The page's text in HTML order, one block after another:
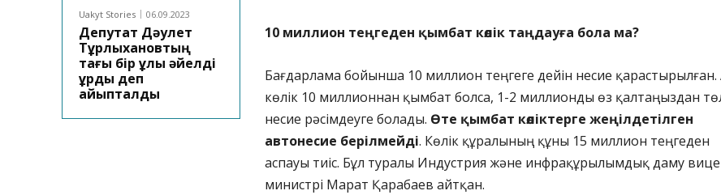
Uakyt Stories 06.09.2023
Депутат Дәулет
Тұрлыхановтың
тағы бір ұлы әйелді
ұрды деп
айыпталды
10 миллион теңгеден қымбат көлік таңдауға бола ма?
Бағдарлама бойынша 10 миллион теңгеге дейін несие қарастырылған.
көлік 10 миллионнан қымбат болса, 1-2 миллионды өз қалтаңыздан
несие рәсімдеуге болады. Өте қымбат көліктерге жеңілдетілген
автонесие берілмейді. Көлік құралының құны 15 миллион теңгеден
аспауы тиіс. Бұл туралы Индустрия және инфрақұрылымдық даму
министрі Марат Қарабаев айтқан.